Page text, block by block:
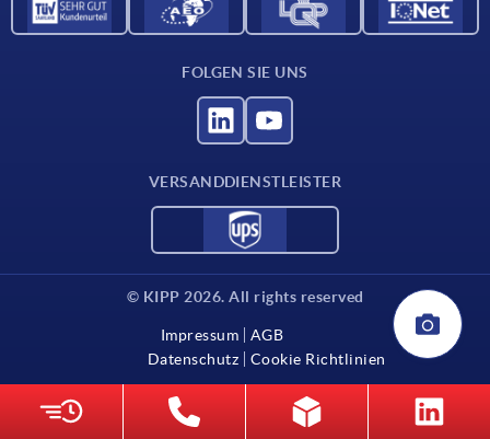
FOLGEN SIE UNS
VERSANDDIENSTLEISTER
© KIPP 2026. All rights reserved
Impressum
AGB
Datenschutz
Cookie Richtlinien